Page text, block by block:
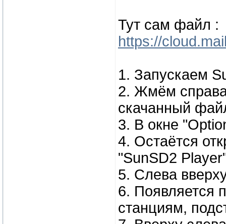
Тут сам файл :
https://
1. Запускаем
2. Жмём
скачанный
3. В окне
4. Остаётся
"SunSD2
5. Слева
6. Появляется
станциям,